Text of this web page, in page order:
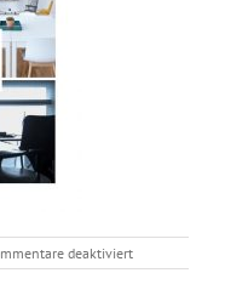
deaktiviertfür